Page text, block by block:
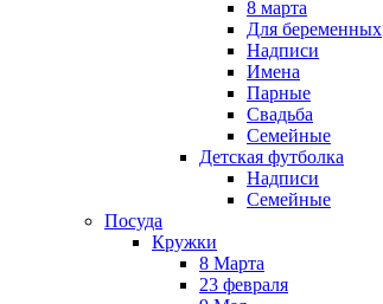
8 марта
Для беременных
Надписи
Имена
Парные
Свадьба
Семейные
Детская футболка
Надписи
Семейные
Посуда
Кружки
8 Марта
23 февраля